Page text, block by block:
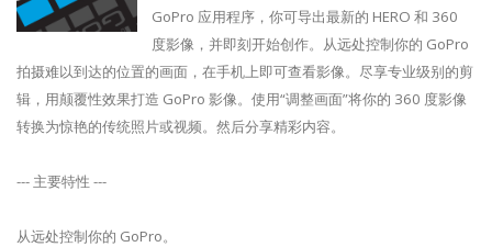
GoPro 应用程序，你可导出最新的 HERO 和 360
度影像，并即刻开始创作。从远处控制你的 GoPro
拍摄难以到达的位置的画面，在手机上即可查看影像。尽享专业级别的剪
辑，用颠覆性效果打造 GoPro 影像。使用“调整画面”将你的 360 度影像
转换为惊艳的传统照片或视频。然后分享精彩内容。
--- 主要特性 ---
从远处控制你的 GoPro。